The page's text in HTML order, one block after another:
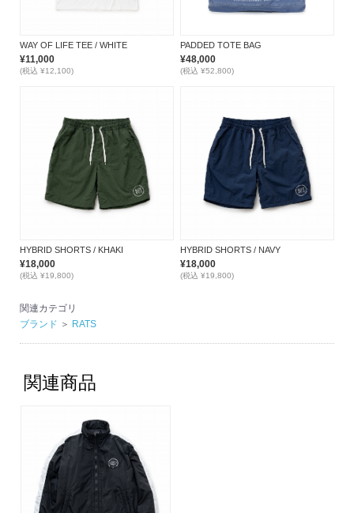
WAY OF LIFE TEE / WHITE
¥11,000
(税込 ¥12,100)
PADDED TOTE BAG
¥48,000
(税込 ¥52,800)
HYBRID SHORTS / KHAKI
¥18,000
(税込 ¥19,800)
HYBRID SHORTS / NAVY
¥18,000
(税込 ¥19,800)
関連カテゴリ
ブランド ＞ RATS
関連商品